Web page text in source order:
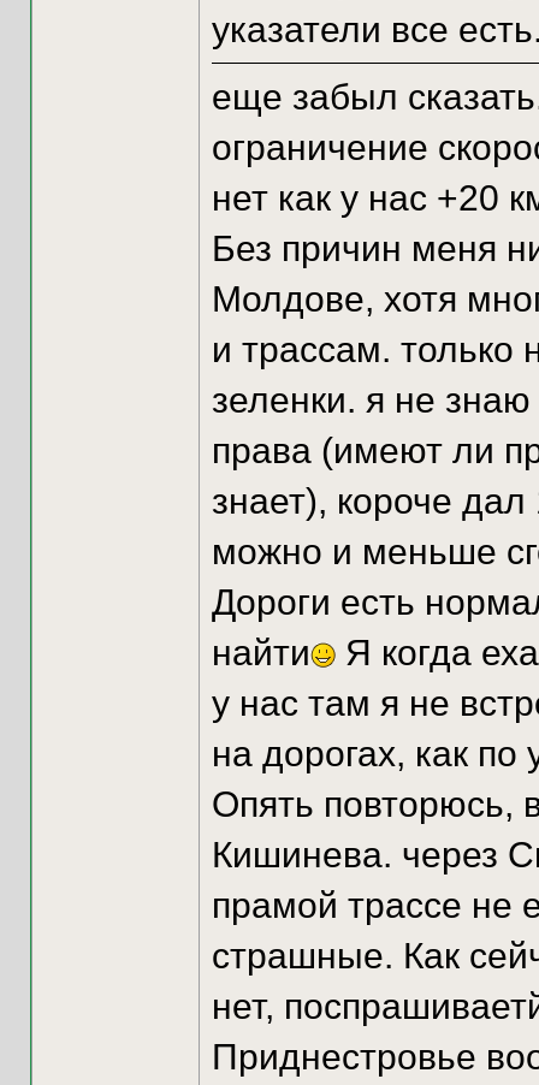
указатели все
еще забыл
ограничение
нет как у нас +20
Без причин меня
Молдове, хотя
и трассам. только
зеленки. я не
права (имеют ли
знает), короче
можно и меньше
Дороги есть
найти
Я когда
у нас там я не
на дорогах, как по
Опять повторюсь,
Кишинева. через
прамой трассе не
страшные. Как
нет,
Приднестровье